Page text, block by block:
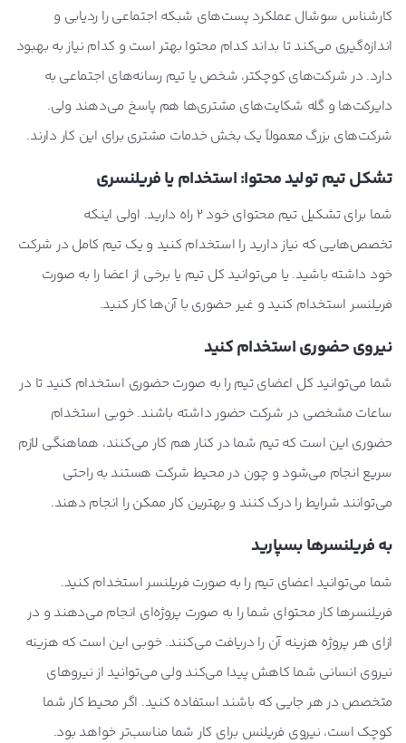
کارشناس سوشال عملکرد پست‌های شبکه اجتماعی را ردیابی و
اندازه‌گیری می‌کند تا بداند کدام محتوا بهتر است و کدام نیاز به بهبود
دارد. در شرکت‌های کوچکتر، شخص یا تیم رسانه‌های اجتماعی به
دایرکت‌ها و گله شکایت‌های مشتری‌ها هم پاسخ می‌دهند ولی.
شرکت‌های بزرگ‌ معمولاً یک بخش خدمات مشتری برای این کار دارند.
تشکل تیم تولید محتوا: استخدام یا فریلنسری
شما برای تشکیل تیم محتوای خود 2 راه دارید. اولی اینکه
تخصص‌هایی که نیاز دارید را استخدام کنید و یک تیم کامل در شرکت
خود داشته باشید. یا می‌توانید کل تیم یا برخی از اعضا را به صورت
فریلنسر استخدام کنید و غیر حضوری با آن‌ها کار کنید.
نیروی حضوری استخدام کنید
شما می‌توانید کل اعضای تیم را به صورت حضوری استخدام کنید تا در
ساعات مشخصی در شرکت حضور داشته باشند. خوبی استخدام
حضوری این است که تیم شما در کنار هم کار می‌کنند، هماهنگی لازم
سریع انجام می‌شود و چون در محیط شرکت هستند به راحتی
می‌توانند شرایط را درک کنند و بهترین کار ممکن را انجام دهند.
به فریلنسرها بسپارید
شما می‌توانید اعضای تیم را به صورت فریلنسر استخدام کنید.
فریلنسرها کار محتوای شما را به صورت پروژه‌ای انجام می‌دهند و در
ازای هر پروژه هزینه آن را دریافت می‌کنند. خوبی این است که هزینه
نیروی انسانی شما کاهش پیدا می‌کند ولی می‌توانید از نیروهای
متخصص در هر جایی که باشند استفاده کنید. اگر محیط کار شما
کوچک است، نیروی فریلنس برای کار شما مناسب‌تر خواهد بود.